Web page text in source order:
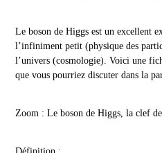
Le boson de Higgs est un excellent
l’infiniment petit (physique des
l’univers (cosmologie). Voici une
que vous pourriez discuter dans la
Zoom : Le boson de Higgs, la clef